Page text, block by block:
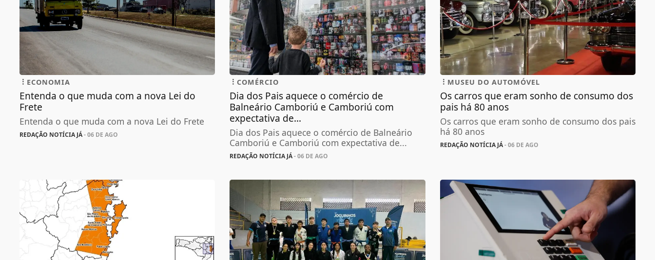
ECONOMIA
Entenda o que muda com a nova Lei do
Frete
Entenda o que muda com a nova Lei do Frete
REDAÇÃO NOTÍCIA JÁ- 06 DE AGO
COMÉRCIO
Dia dos Pais aquece o comércio de
Balneário Camboriú e Camboriú com
expectativa de...
Dia dos Pais aquece o comércio de Balneário
Camboriú e Camboriú com expectativa de...
REDAÇÃO NOTÍCIA JÁ- 06 DE AGO
MUSEU DO AUTOMÓVEL
Os carros que eram sonho de consumo dos
pais há 80 anos
Os carros que eram sonho de consumo dos pais
há 80 anos
REDAÇÃO NOTÍCIA JÁ- 06 DE AGO